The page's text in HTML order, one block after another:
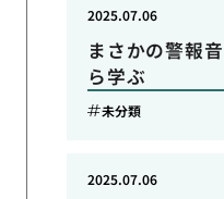
まさかの警報
ら学ぶ
2025.07.06
未分類
2025.07.06